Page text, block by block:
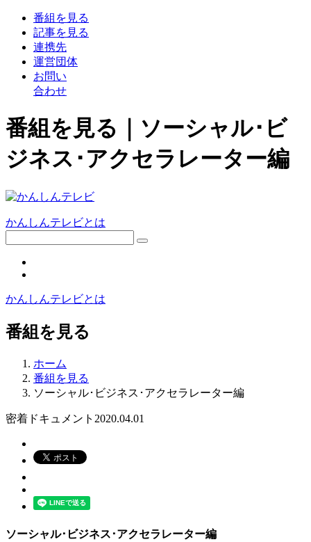
番組 を見る
記事を見る
連携先
運営団体
お問い
合わせ
番組を見る｜ソーシャル･ビ
ジネス･アクセラレーター編
かんしんテレビとは
かんしんテレビとは
番組を見る
ホーム
番組を見る
ソーシャル･ビジネス･アクセラレーター編
密着ドキュメント 2020.04.01
ソーシャル･ビジネス･アクセラレーター編